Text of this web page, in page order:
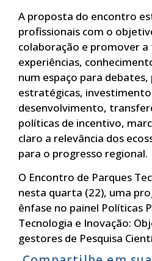
A proposta do encontro
profissionais com o
colaboração e promover a
experiências,
num espaço para debates,
estratégicas,
desenvolvimento,
políticas de incentivo,
claro a relevância dos
para o progresso regional.
O Encontro de Parques
nesta quarta (22), uma
ênfase no painel Políticas
Tecnologia e Inovação:
gestores de Pesquisa